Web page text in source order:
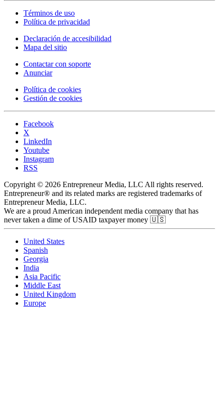
Términos de uso
Política de privacidad
Declaración de accesibilidad
Mapa del sitio
Contactar con soporte
Anunciar
Política de cookies
Gestión de cookies
Facebook
X
LinkedIn
Youtube
Instagram
RSS
Copyright © 2026 Entrepreneur Media, LLC All rights reserved.
Entrepreneur® and its related marks are registered trademarks of
Entrepreneur Media, LLC.
We are a proud American independent media company that has
never taken a dime of USAID taxpayer money 🇺🇸
United States
Spanish
Georgia
India
Asia Pacific
Middle East
United Kingdom
Europe